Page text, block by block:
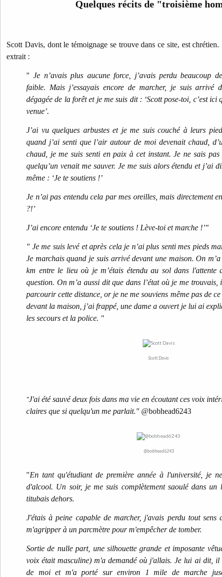
Quelques récits de "troisième
Scott Davis, dont le témoignage se trouve dans ce site, est
extrait :
"Je n’avais plus aucune force, j’avais perdu beaucoup
faible. Mais j’essayais encore de marcher, je suis arrivé
dégagée de la forêt et je me suis dit : ‘Scott pose-toi, c’est ici
venue’.
J’ai vu quelques arbustes et je me suis couché à leurs
quand j’ai senti que l’air autour de moi devenait chaud,
chaud, je me suis senti en paix à cet instant. Je ne sais
quelqu’un venait me sauver. Je me suis alors étendu et j’ai
même : ‘Je te soutiens !’
Je n’ai pas entendu cela par mes oreilles, mais directement
?!’
J’ai encore entendu ‘Je te soutiens ! Lève-toi et marche !’"
" Je me suis levé et après cela je n’ai plus senti mes pieds
Je marchais quand je suis arrivé devant une maison. On
km entre le lieu où je m’étais étendu au sol dans
question. On m’a aussi dit que dans l’état où je me
parcourir cette distance, or je ne me souviens même pas de
devant la maison, j’ai frappé, une dame a ouvert je lui ai
les secours et la police. "
Scott Davis
"J'ai été sauvé deux fois dans ma vie en écoutant ces voix
claires que si quelqu'un me parlait." @bobhead6243
@bobhead6243
"En tant qu'étudiant de première année à l'université, je
d'alcool. Un soir, je me suis complètement saoulé dans
titubais dehors.
J'étais à peine capable de marcher, j'avais perdu tout
m'agripper à un parcmètre pour m'empêcher de tomber.
Sortie de nulle part, une silhouette grande et imposante
voix était masculine) m'a demandé où j'allais. Je lui ai dit,
de moi et m'a porté sur environ 1 mile de marche